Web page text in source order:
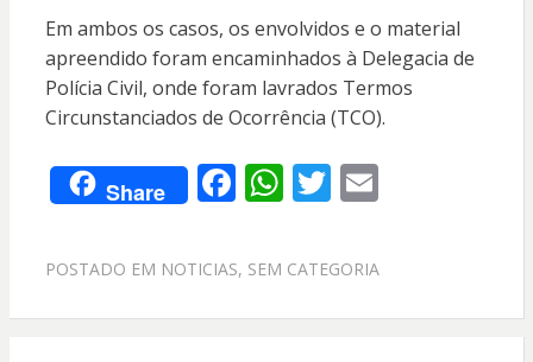
Em ambos os casos, os envolvidos e o material
apreendido foram encaminhados à Delegacia de
Polícia Civil, onde foram lavrados Termos
Circunstanciados de Ocorrência (TCO).
Share F
e
o
W
at
A
T
itt
E
ai
POSTADO EM NOTICIAS, SEM CATEGORIA